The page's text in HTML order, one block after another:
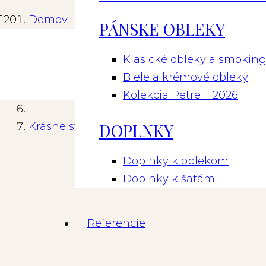
PÁNSKE OBLEKY
Klasické obleky a
Biele a krémové obleky
Kolekcia Petrelli 2026
DOPLNKY
Doplnky k oblekom
Doplnky k šatám
Referencie
Domov
Spoločenské šaty
Akcia predaj všetky za 190 eur
Krásne strieborné šaty na ramienka S65